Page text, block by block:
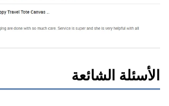
الأسئلة الشائعة